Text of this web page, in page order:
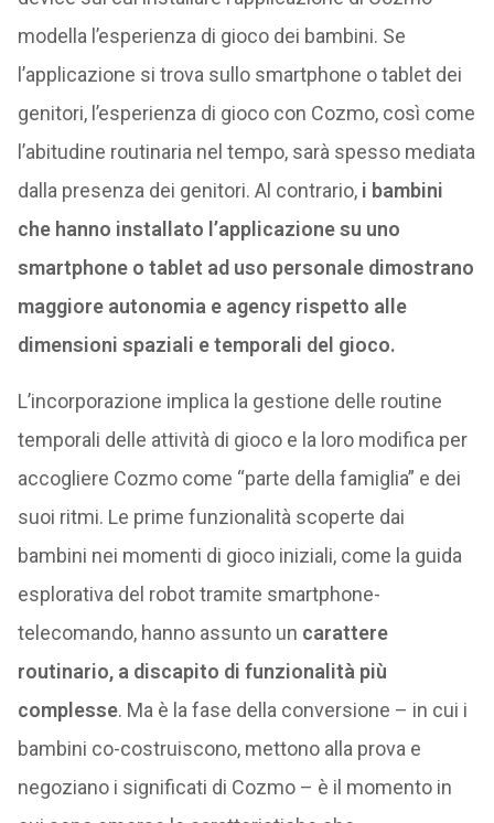
modella l’esperienza di gioco dei bambini. Se
l’applicazione si trova sullo smartphone o tablet dei
genitori, l’esperienza di gioco con Cozmo, così come
l’abitudine routinaria nel tempo, sarà spesso mediata
dalla presenza dei genitori. Al contrario, i bambini
che hanno installato l’applicazione su uno
smartphone o tablet ad uso personale dimostrano
maggiore autonomia e agency rispetto alle
dimensioni spaziali e temporali del gioco.
L’incorporazione implica la gestione delle routine
temporali delle attività di gioco e la loro modifica per
accogliere Cozmo come “parte della famiglia” e dei
suoi ritmi. Le prime funzionalità scoperte dai
bambini nei momenti di gioco iniziali, come la guida
esplorativa del robot tramite smartphone-
telecomando, hanno assunto un carattere
routinario, a discapito di funzionalità più
complesse. Ma è la fase della conversione – in cui i
bambini co-costruiscono, mettono alla prova e
negoziano i significati di Cozmo – è il momento in